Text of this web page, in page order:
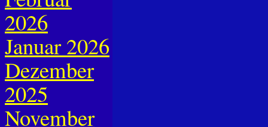
2026
Januar 2026
Dezember
2025
November